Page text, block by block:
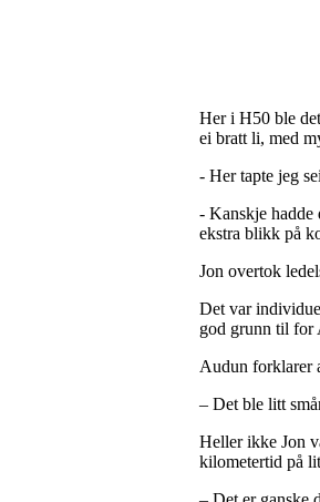
Her i H50 ble
ei bratt li, med
- Her tapte jeg
- Kanskje hadde
ekstra blikk på
Jon overtok
Det var
god grunn til for
Audun forklarer
– Det ble litt
Heller ikke Jon
kilometertid på